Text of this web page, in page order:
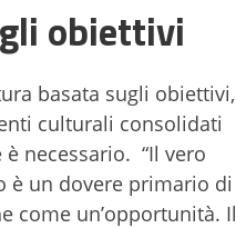
obiettivi
basata sugli obiettivi,
culturali consolidati
necessario. “Il vero
è un dovere primario di
come un’opportunità. Il